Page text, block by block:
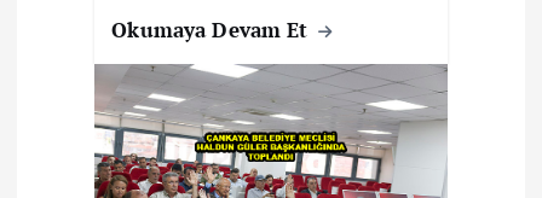
Okumaya Devam Et